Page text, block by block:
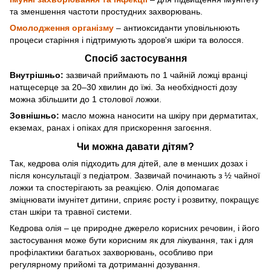
та зменшення частоти простудних захворювань.
Омолодження організму – антиоксиданти уповільнюють
процеси старіння і підтримують здоров'я шкіри та волосся.
Спосіб застосування
Внутрішньо: зазвичай приймають по 1 чайній ложці вранці
натщесерце за 20–30 хвилин до їжі. За необхідності дозу
можна збільшити до 1 столової ложки.
Зовнішньо: масло можна наносити на шкіру при дерматитах,
екземах, ранах і опіках для прискорення загоєння.
Чи можна давати дітям?
Так, кедрова олія підходить для дітей, але в менших дозах і
після консультації з педіатром. Зазвичай починають з ½ чайної
ложки та спостерігають за реакцією. Олія допомагає
зміцнювати імунітет дитини, сприяє росту і розвитку, покращує
стан шкіри та травної системи.
Кедрова олія – це природне джерело корисних речовин, і його
застосування може бути корисним як для лікування, так і для
профілактики багатьох захворювань, особливо при
регулярному прийомі та дотриманні дозування.